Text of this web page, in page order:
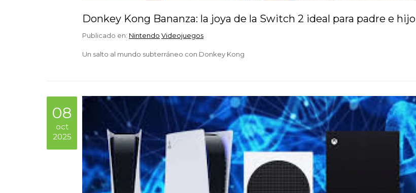
Donkey Kong Bananza: la joya de la Switch 2 ideal para padre e hijo
Publicado en: Nintendo Videojuegos
Un salto al mundo subterráneo con Donkey Kong
08
oct
2025